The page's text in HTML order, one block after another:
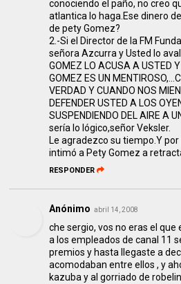
conociendo el paño, no creo
atlantica lo haga.Ese dinero
de pety Gomez?
2.-Si el Director de la FM
señora Azcurra y Usted lo
GOMEZ LO ACUSA A USTED
GOMEZ ES UN
VERDAD Y CUANDO NOS
DEFENDER USTED A LOS
SUSPENDIENDO DEL AIRE A
sería lo lógico,señor Veksler.
Le agradezco su tiempo.Y
intimó a Pety Gomez a
RESPONDER
Anónimo abril 14, 2008
che sergio, vos no eras el
a los empleados de canal 11
premios y hasta llegaste a
acomodaban entre ellos , y
kazuba y al gorriado de robelin